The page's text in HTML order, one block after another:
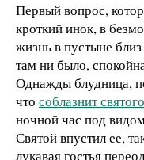
Первый вопрос,
кроткий инок, в
жизнь в пустыне
там ни было,
Однажды блудница,
что соблазнит святого
ночной час под
Святой впустил ее,
лукавая гостья